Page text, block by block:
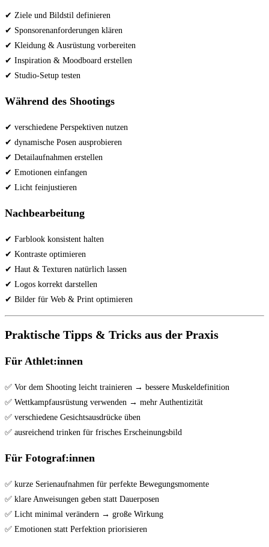
✔ Ziele und Bildstil definieren
✔ Sponsorenanforderungen klären
✔ Kleidung & Ausrüstung vorbereiten
✔ Inspiration & Moodboard erstellen
✔ Studio-Setup testen
Während des Shootings
✔ verschiedene Perspektiven nutzen
✔ dynamische Posen ausprobieren
✔ Detailaufnahmen erstellen
✔ Emotionen einfangen
✔ Licht feinjustieren
Nachbearbeitung
✔ Farblook konsistent halten
✔ Kontraste optimieren
✔ Haut & Texturen natürlich lassen
✔ Logos korrekt darstellen
✔ Bilder für Web & Print optimieren
Praktische Tipps & Tricks aus der Praxis
Für Athlet:innen
✅ Vor dem Shooting leicht trainieren → bessere Muskeldefinition
✅ Wettkampfausrüstung verwenden → mehr Authentizität
✅ verschiedene Gesichtsausdrücke üben
✅ ausreichend trinken für frisches Erscheinungsbild
Für Fotograf:innen
✅ kurze Serienaufnahmen für perfekte Bewegungsmomente
✅ klare Anweisungen geben statt Dauerposen
✅ Licht minimal verändern → große Wirkung
✅ Emotionen statt Perfektion priorisieren